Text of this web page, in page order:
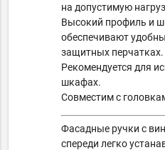
на допустимую
Высокий профиль и
обеспечивают
защитных перчатках.
Рекомендуется для
шкафах.
Совместим с
Фасадные ручки с
спереди легко